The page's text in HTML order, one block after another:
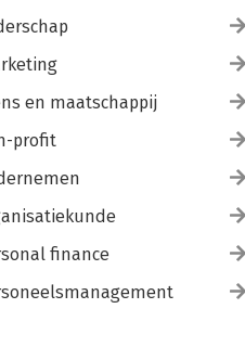
en maatschappij
profit
finance